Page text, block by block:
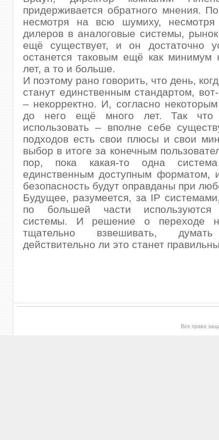
придерживается обратного мнения.
несмотря на всю шумиху,
дилеров в аналоговые системы,
ещё существует, и он достаточно
останется таковым ещё как минимум
лет, а то и больше.
И поэтому рано говорить, что день,
станут единственным стандартом,
– некорректно. И, согласно
до него ещё много лет. Так что
использовать – вполне себе
подходов есть свои плюсы и свои
выбор в итоге за конечным
пор, пока какая-то одна
единственным доступным форматом,
безопасность будут оправданы при
Будущее, разумеется, за IP
по большей части используются
системы. И решение о переходе
тщательно взвешивать,
действительно ли это станет
Все права